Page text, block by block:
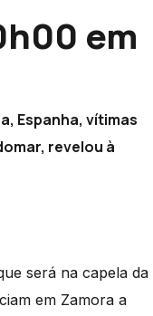
em
Espanha, vítimas
revelou à
será na capela da
em Zamora a